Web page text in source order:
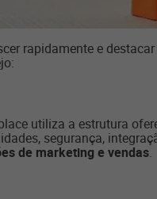
rapidamente e
utiliza a estrutura
segurança,
de marketing e vendas.